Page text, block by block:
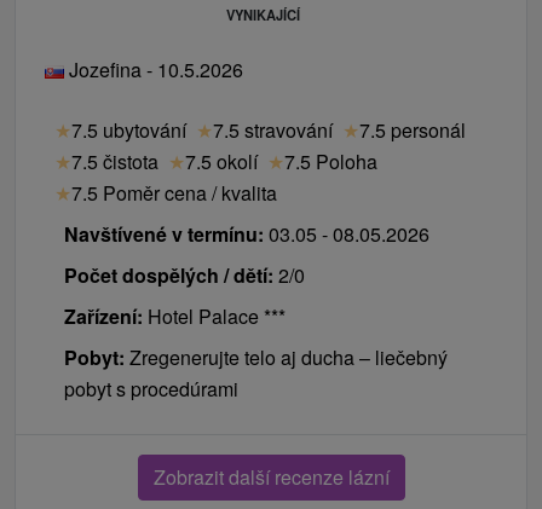
VYNIKAJÍCÍ
Jozefina - 10.5.2026
★7.5 ubytování ★7.5 stravování ★7.5 personál
★7.5 čistota ★7.5 okolí ★7.5 Poloha
★7.5 Poměr cena / kvalita
Navštívené v termínu: 03.05 - 08.05.2026
Počet dospělých / dětí: 2/0
Zařízení: Hotel Palace ***
Pobyt: Zregenerujte telo aj ducha – liečebný
pobyt s procedúrami
Zobrazit další recenze lázní